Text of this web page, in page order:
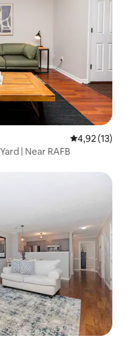
Gemiddelde
4,92 (13)
| Near RAFB